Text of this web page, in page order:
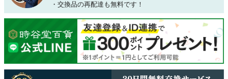
・交換品の再配達も無料です！